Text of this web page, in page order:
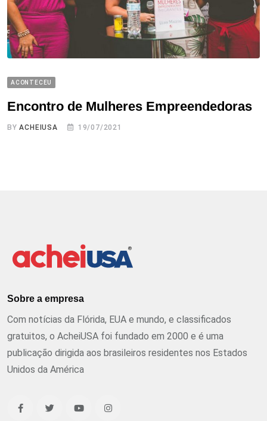
ACONTECEU
Encontro de Mulheres Empreendedoras
BYACHEIUSA 19/07/2021
Sobre a empresa
Com notícias da Flórida, EUA e mundo, e classificados
gratuitos, o AcheiUSA foi fundado em 2000 e é uma
publicação dirigida aos brasileiros residentes nos Estados
Unidos da América